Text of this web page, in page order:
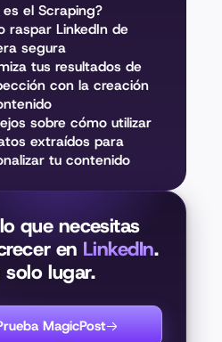
es el Scraping?
raspar LinkedIn de
segura
tus resultados de
con la creación
sobre cómo utilizar
extraídos para
tu contenido
que necesitas
en LinkedIn.
solo lugar.
MagicPost